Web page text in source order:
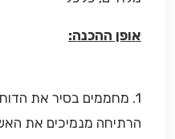
אופן ההכנה:
הרתיחה מנמיכים את